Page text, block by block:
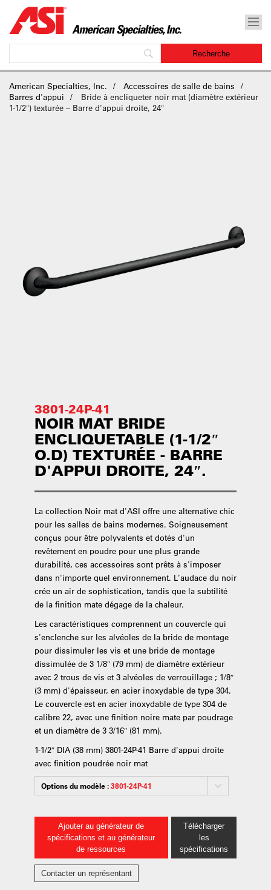
American Specialties, Inc.
Accessoires de salle de bains
Barres d'appui
Bride à encliqueter noir mat (diamètre extérieur
1-1/2″) texturée – Barre d'appui droite, 24″
3801-24P-41
NOIR MAT BRIDE
ENCLIQUETABLE (1-1/2″
O.D) TEXTURÉE - BARRE
D'APPUI DROITE, 24″.
La collection Noir mat d'ASI offre une alternative chic
pour les salles de bains modernes. Soigneusement
conçus pour être polyvalents et dotés d'un
revêtement en poudre pour une plus grande
durabilité, ces accessoires sont prêts à s'imposer
dans n'importe quel environnement. L'audace du noir
crée un air de sophistication, tandis que la subtilité
de la finition mate dégage de la chaleur.
Les caractéristiques comprennent un couvercle qui
s'enclenche sur les alvéoles de la bride de montage
pour dissimuler les vis et une bride de montage
dissimulée de 3 1/8″ (79 mm) de diamètre extérieur
avec 2 trous de vis et 3 alvéoles de verrouillage ; 1/8″
(3 mm) d'épaisseur, en acier inoxydable de type 304.
Le couvercle est en acier inoxydable de type 304 de
calibre 22, avec une finition noire mate par poudrage
et un diamètre de 3 3/16″ (81 mm).
1-1/2″ DIA (38 mm) 3801-24P-41 Barre d'appui droite
avec finition poudrée noir mat
Options du modèle :3801-24P-41
Ajouter au générateur de
spécifications et au générateur
de ressources
Télécharger
les
spécifications
Contacter un représentant